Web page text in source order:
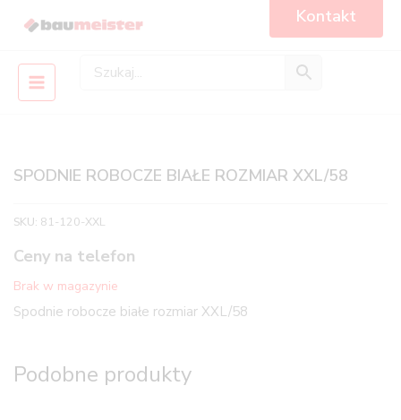
Kontakt
Main
SPODNIE ROBOCZE BIAŁE ROZMIAR XXL/58
SKU: 81-120-XXL
Ceny na telefon
Brak w magazynie
Spodnie robocze białe rozmiar XXL/58
Podobne produkty